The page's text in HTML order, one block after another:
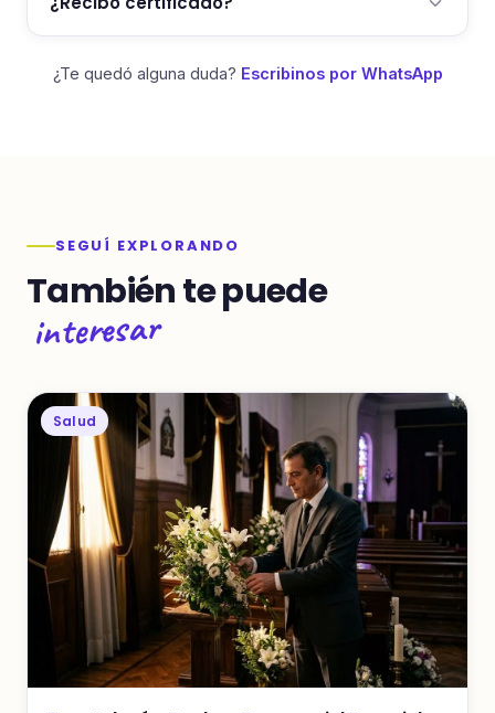
¿Te quedó alguna duda? Escribinos por WhatsApp
SEGUÍ EXPLORANDO
También te puede
interesar
Salud